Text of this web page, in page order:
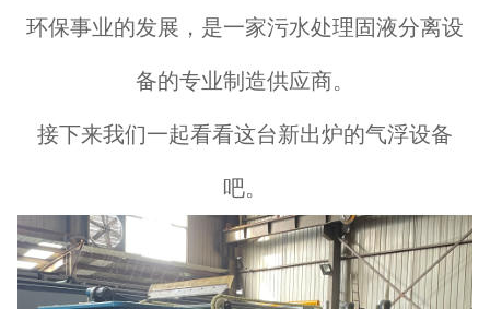
环保事业的发展，是一家污水处理固液分离设
备的专业制造供应商。
接下来我们一起看看这台新出炉的气浮设备
吧。